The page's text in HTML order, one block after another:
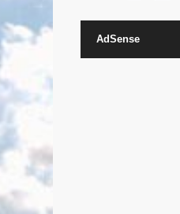
AdSense